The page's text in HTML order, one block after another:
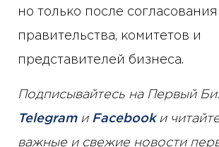
но только после
правительства, комитетов и
представителей бизнеса.
Подписывайтесь на Первый
Telegramи Facebookи
важные и свежие новости